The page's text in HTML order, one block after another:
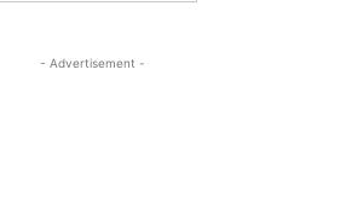
- Advertisement -